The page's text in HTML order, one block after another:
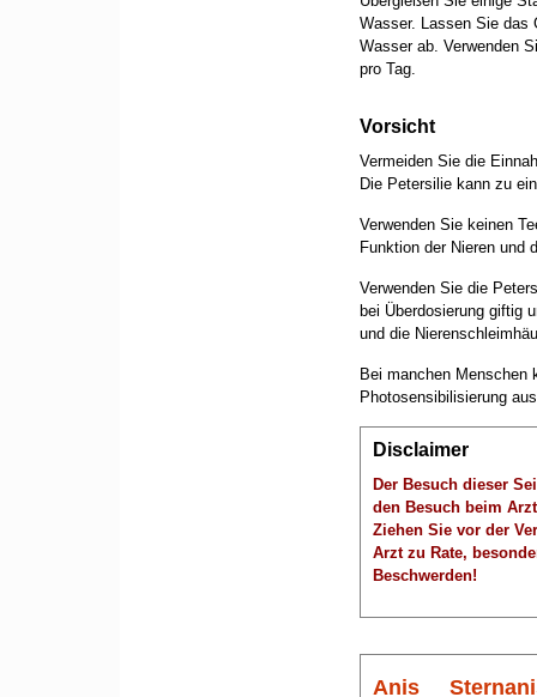
Wasser. Lassen Sie das
Wasser ab. Verwenden
pro Tag.
Vorsicht
Vermeiden Sie die
Die Petersilie kann zu
Verwenden Sie keinen
Funktion der Nieren und
Verwenden Sie die
bei Überdosierung giftig
und die
Bei manchen Menschen
Photosensibilisierung
Disclaimer
Der Besuch dieser
den Besuch beim
Ziehen Sie vor der
Arzt zu Rate,
Beschwerden!
Anis